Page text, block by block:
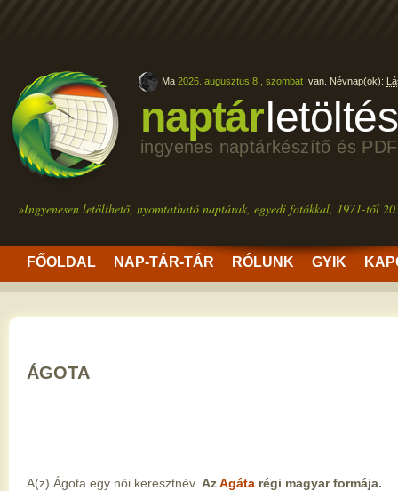
naptárletöltés
ingyenes naptárkészítő és
»Ingyenesen letölthető, nyomtatható naptárak, egyedi fotókkal, 1971-től
FŐOLDAL NAP-TÁR-TÁR RÓLUNK GYIK
Ma 2026. augusztus 8., szombat van. Névnap(ok):
ÁGOTA
A(z) Ágota egy női keresztnév. AzAgáta régi magyar formája.